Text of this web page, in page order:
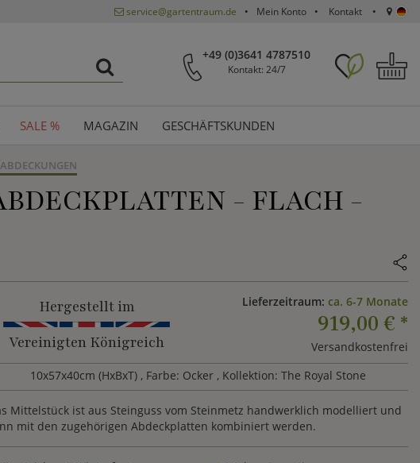
service@gartentraum.de Mein Konto Kontakt
+49 (0)3641 4787510
Kontakt: 24/7
SALE % MAGAZIN GESCHÄFTSKUNDEN
- FLACH -
Hergestellt im
Vereinigten Königreich
Lieferzeitraum: ca. 6-7 Monate
919,00 € *
Versandkostenfrei
10x57x40cm (HxBxT) , Farbe: Ocker , Kollektion: The Royal Stone
Mittelstück ist aus Steinguss vom Steinmetz handwerklich modelliert und
mit den zugehörigen Abdeckplatten kombiniert werden.